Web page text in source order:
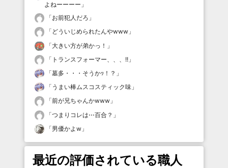
よねーーーー 」
「お前犯人だろ 」
「 どういじめられたんやwww 」
「大きい方が弟かっ！ 」
「 トランスフォーマー、、、!! 」
「墓多・・・そうかｯ！？ 」
「 うまい棒ムスコスティック味 」
「前が兄ちゃんかwww 」
「つまりコレは⋯百合？ 」
「男優かよw 」
最近の評価されている職人